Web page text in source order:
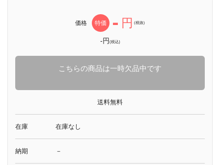
価格 特価 - 円 (税抜)
-円(税込)
こちらの商品は一時欠品中です
送料無料
在庫 在庫なし
納期 －